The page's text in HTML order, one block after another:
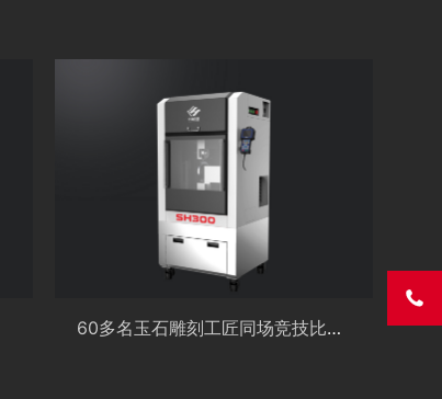
60多名玉石雕刻工匠同场竞技比赛为期4天！2021年佛山市职工职业技能大赛玉雕工匠技能竞赛正式开幕
